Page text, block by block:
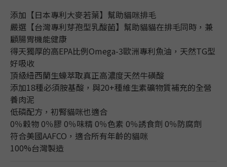
添加【日本專利大麥若葉】幫助貓咪排毛
嚴選【台灣專利芽孢型乳酸菌】幫助貓貓在排毛同時，兼
顧腸胃機能健康
得天獨厚的高EPA比例Omega-3歐洲專利魚油，天然TG型
好吸收
頂級紐西蘭生蠔萃取真正高濃度天然牛磺酸
添加18種必須胺基酸，與20+種維生素礦物質補充的全營
養肉泥
低磷配方，初腎貓咪也適合
0％穀物 0％膠 0％味精 0％色素 0％誘食劑 0％防腐劑
符合美國AAFCO，適合所有年齡的貓咪
100%台灣製造